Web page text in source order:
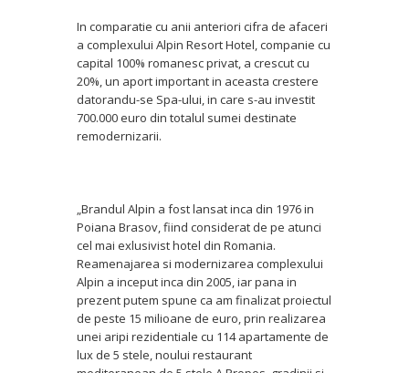
In comparatie cu anii anteriori cifra de afaceri
a complexului Alpin Resort Hotel, companie cu
capital 100% romanesc privat, a crescut cu
20%, un aport important in aceasta crestere
datorandu-se Spa-ului, in care s-au investit
700.000 euro din totalul sumei destinate
remodernizarii.
„Brandul Alpin a fost lansat inca din 1976 in
Poiana Brasov, fiind considerat de pe atunci
cel mai exlusivist hotel din Romania.
Reamenajarea si modernizarea complexului
Alpin a inceput inca din 2005, iar pana in
prezent putem spune ca am finalizat proiectul
de peste 15 milioane de euro, prin realizarea
unei aripi rezidentiale cu 114 apartamente de
lux de 5 stele, noului restaurant